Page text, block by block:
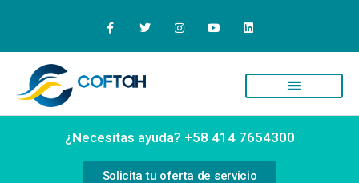
¿Necesitas ayuda? +58 414 7654300
Solicita tu oferta de servicio